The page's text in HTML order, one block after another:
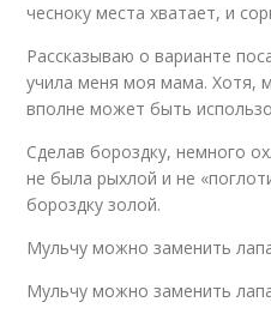
Пророщенный чеснок
Чеснок к посадке
чесноку места хватает, и
Рассказываю о варианте
учила меня моя мама. Хотя,
вполне может быть
Сделав бороздку, немного
не была рыхлой и не
бороздку золой.
Мульчу можно заменить
Мульчу можно заменить